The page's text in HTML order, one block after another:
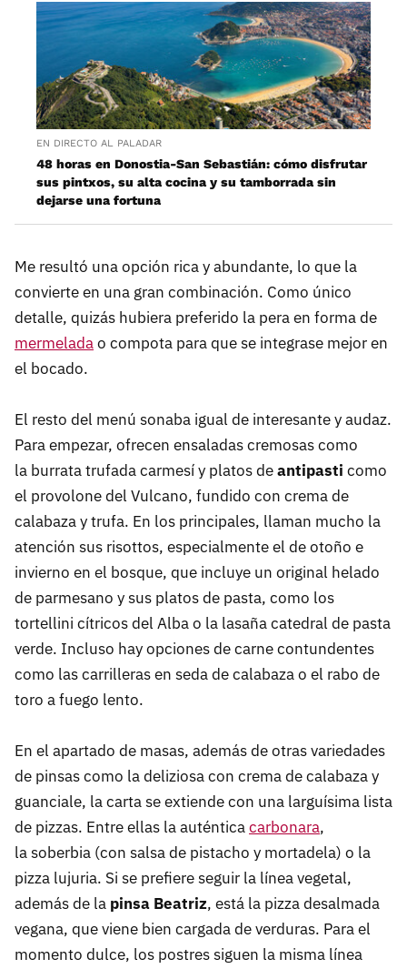
EN DIRECTO AL PALADAR
48 horas en Donostia-San Sebastián: cómo disfrutar
sus pintxos, su alta cocina y su tamborrada sin
dejarse una fortuna
Me resultó una opción rica y abundante, lo que la
convierte en una gran combinación. Como único
detalle, quizás hubiera preferido la pera en forma de
mermeladao compota para que se integrase mejor en
el bocado.
El resto del menú sonaba igual de interesante y audaz.
Para empezar, ofrecen ensaladas cremosas como
la burrata trufada carmesí y platos deantipasti como
el provolone del Vulcano, fundido con crema de
calabaza y trufa. En los principales, llaman mucho la
atención sus risottos, especialmente el de otoño e
invierno en el bosque, que incluye un original helado
de parmesano y sus platos de pasta, como los
tortellini cítricos del Alba o la lasaña catedral de pasta
verde. Incluso hay opciones de carne contundentes
como las carrilleras en seda de calabaza o el rabo de
toro a fuego lento.
En el apartado de masas, además de otras variedades
de pinsas como la deliziosa con crema de calabaza y
guanciale, la carta se extiende con una larguísima lista
de pizzas. Entre ellas la auténticacarbonara,
la soberbia (con salsa de pistacho y mortadela) o la
pizza lujuria. Si se prefiere seguir la línea vegetal,
además de la pinsa Beatriz, está la pizza desalmada
vegana, que viene bien cargada de verduras. Para el
momento dulce, los postres siguen la misma línea